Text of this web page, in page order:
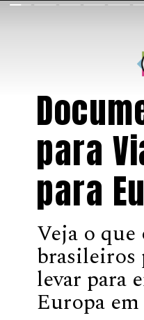
para
para
Veja o
brasileiros
levar para
Europa em